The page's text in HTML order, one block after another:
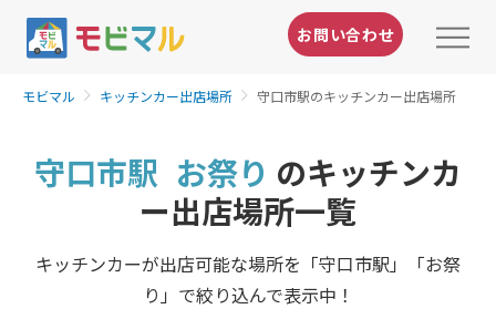
お問い合わせ
モビマル キッチンカー出店場所 守口市駅のキッチンカー出店場所
守口市駅 お祭り のキッチンカ
ー出店場所一覧
キッチンカーが出店可能な場所を「守口市駅」「お祭
り」で絞り込んで表示中！